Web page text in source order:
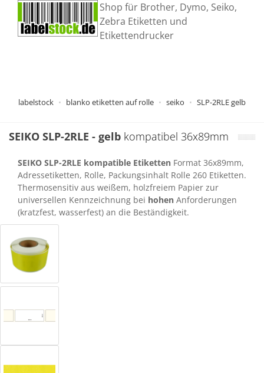
Shop für Brother, Dymo, Seiko,
Zebra Etiketten und
Etikettendrucker
labelstock blanko etiketten auf rolle seiko SLP-2RLE gelb
SEIKO SLP-2RLE - gelb kompatibel 36x89mm
SEIKO SLP-2RLE kompatible Etiketten Format 36x89mm,
Adressetiketten, Rolle, Packungsinhalt Rolle 260 Etiketten.
Thermosensitiv aus weißem, holzfreiem Papier zur
universellen Kennzeichnung bei hohen Anforderungen
(kratzfest, wasserfest) an die Beständigkeit.